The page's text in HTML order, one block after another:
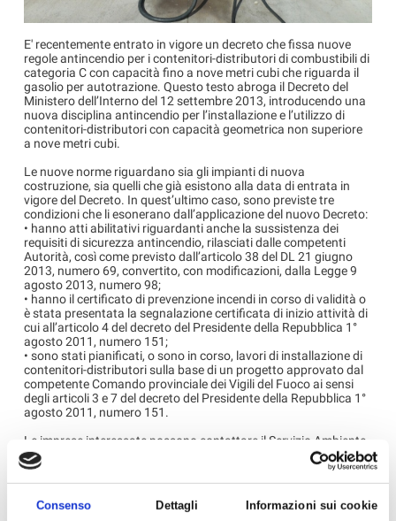
Consenso Dettagli Informazioni sui cookie
E' recentemente entrato in vigore un decreto che fissa nuove
regole antincendio per i contenitori-distributori di combustibili di
categoria C con capacità fino a nove metri cubi che riguarda il
gasolio per autotrazione. Questo testo abroga il Decreto del
Ministero dell’Interno del 12 settembre 2013, introducendo una
nuova disciplina antincendio per l’installazione e l’utilizzo di
contenitori-distributori con capacità geometrica non superiore
a nove metri cubi.
Le nuove norme riguardano sia gli impianti di nuova
costruzione, sia quelli che già esistono alla data di entrata in
vigore del Decreto. In quest’ultimo caso, sono previste tre
condizioni che li esonerano dall’applicazione del nuovo Decreto:
• hanno atti abilitativi riguardanti anche la sussistenza dei
requisiti di sicurezza antincendio, rilasciati dalle competenti
Autorità, così come previsto dall’articolo 38 del DL 21 giugno
2013, numero 69, convertito, con modificazioni, dalla Legge 9
agosto 2013, numero 98;
• hanno il certificato di prevenzione incendi in corso di validità o
è stata presentata la segnalazione certificata di inizio attività di
cui all’articolo 4 del decreto del Presidente della Repubblica 1°
agosto 2011, numero 151;
• sono stati pianificati, o sono in corso, lavori di installazione di
contenitori-distributori sulla base di un progetto approvato dal
competente Comando provinciale dei Vigili del Fuoco ai sensi
degli articoli 3 e 7 del decreto del Presidente della Repubblica 1°
agosto 2011, numero 151.
Le imprese interessate possono contattare il Servizio Ambiente
e Sicurezza di Confartigianato per eventuali approfondimenti
‹ Torna all'elenco